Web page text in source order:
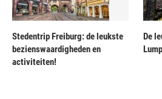
Stedentrip Freiburg: de leukste
bezienswaardigheden en
activiteiten!
De